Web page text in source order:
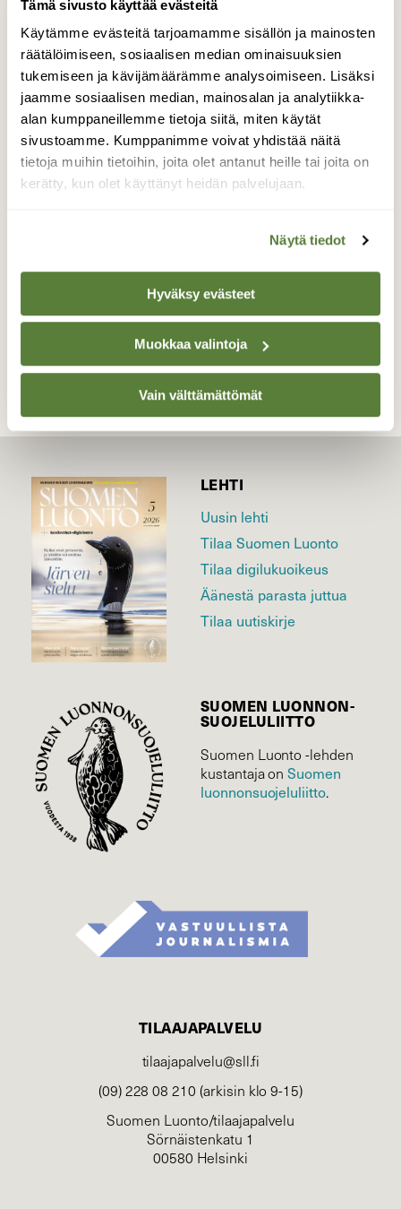
Tämä sivusto käyttää evästeitä
Käytämme evästeitä tarjoamamme sisällön ja mainosten
räätälöimiseen, sosiaalisen median ominaisuuksien
tukemiseen ja kävijämäärämme analysoimiseen. Lisäksi
jaamme sosiaalisen median, mainosalan ja analytiikka-
alan kumppaneillemme tietoja siitä, miten käytät
sivustoamme. Kumppanimme voivat yhdistää näitä
tietoja muihin tietoihin, joita olet antanut heille tai joita on
kerätty, kun olet käyttänyt heidän palvelujaan.
Näytä tiedot
Hyväksy evästeet
Muokkaa valintoja
Vain välttämättömät
Auringonnousu
Taas aurinko nousee, saan virtaa ja voimaa…
Turku 20.9.
TAKAISIN LISTAAN
LEHTI
Uusin lehti
Tilaa Suomen Luonto
Tilaa digilukuoikeus
Äänestä parasta juttua
Tilaa uutiskirje
SUOMEN LUONNON­
SUOJELU­LIITTO
Suomen Luonto -lehden
kustantaja onSuomen
luonnonsuojelu­liitto.
TILAAJAPALVELU
tilaajapalvelu@sll.fi
(09) 228 08 210 (arkisin klo 9-15)
Suomen Luonto/tilaajapalvelu
Sörnäistenkatu 1
00580 Helsinki